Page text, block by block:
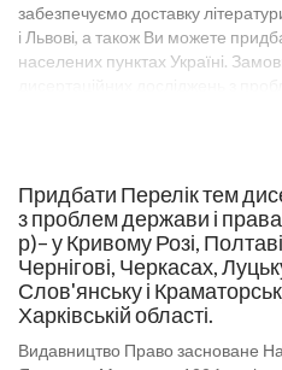
забезпечуємо доставку
і Львові, а також Ви можете
населених пунктах Україні.
видавництва «Право» можна
посібнику, який представлено на
компактно викладено матеріал
дисципліни Перелік тем
держави і права (затверджених у
корисним абітурієнтам, учням
осіб, які цікавляться
державним управлінням або
Видавництво Право - великий
Придбати Перелік тем
з проблем держави і
р)– у Кривому Розі,
Чернігові, Черкасах,
Слов'янську і
Харківській області.
Видавництво Право засноване